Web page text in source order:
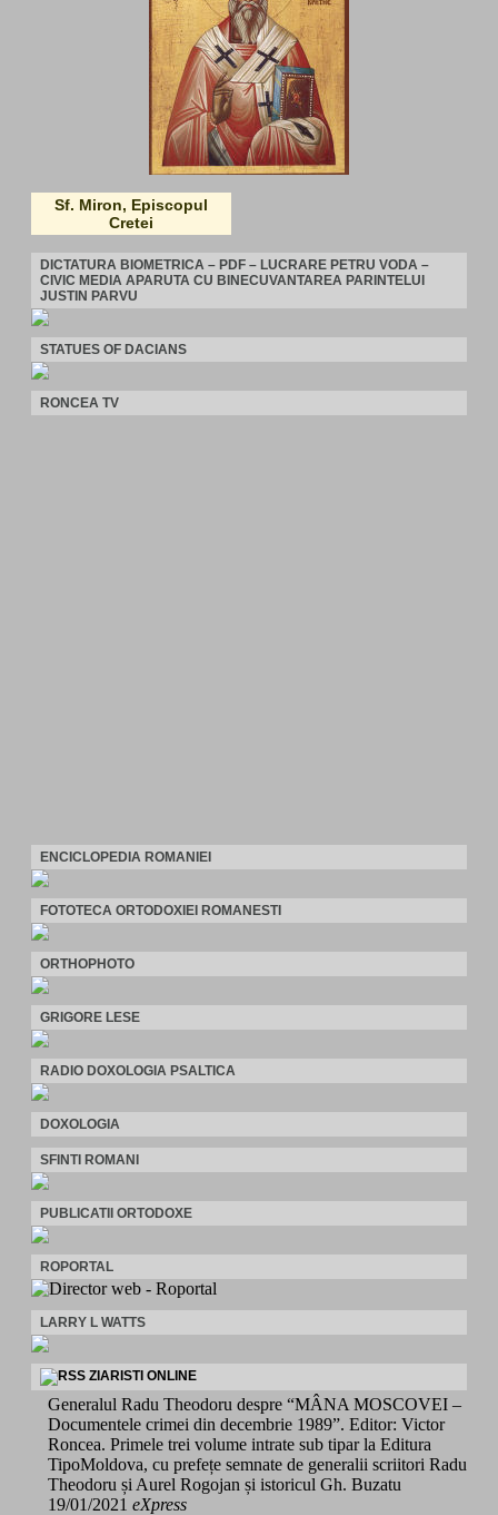
Sf. Miron, Episcopul
Cretei
DICTATURA BIOMETRICA – PDF – LUCRARE PETRU VODA –
CIVIC MEDIA APARUTA CU BINECUVANTAREA PARINTELUI
JUSTIN PARVU
STATUES OF DACIANS
RONCEA TV
ENCICLOPEDIA ROMANIEI
FOTOTECA ORTODOXIEI ROMANESTI
ORTHOPHOTO
GRIGORE LESE
RADIO DOXOLOGIA PSALTICA
DOXOLOGIA
SFINTI ROMANI
PUBLICATII ORTODOXE
ROPORTAL
LARRY L WATTS
ZIARISTI ONLINE
Generalul Radu Theodoru despre “MÂNA MOSCOVEI –
Documentele crimei din decembrie 1989”. Editor: Victor
Roncea. Primele trei volume intrate sub tipar la Editura
TipoMoldova, cu prefețe semnate de generalii scriitori Radu
Theodoru și Aurel Rogojan și istoricul Gh. Buzatu
19/01/2021 eXpress